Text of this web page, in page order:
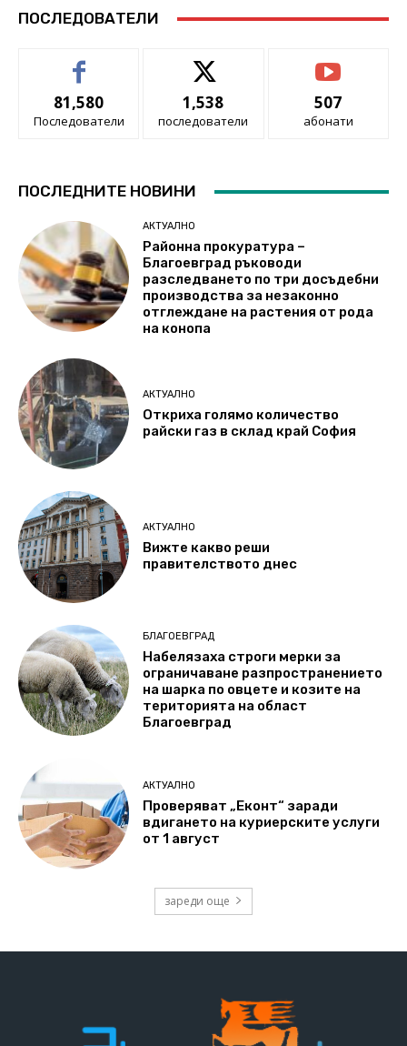
ПОСЛЕДОВАТЕЛИ
81,580
Последователи
1,538
последователи
507
абонати
ПОСЛЕДНИТЕ НОВИНИ
АКТУАЛНО
Районна прокуратура –
Благоевград ръководи
разследването по три досъдебни
производства за незаконно
отглеждане на растения от рода
на конопа
АКТУАЛНО
Откриха голямо количество
райски газ в склад край София
АКТУАЛНО
Вижте какво реши
правителството днес
БЛАГОЕВГРАД
Набелязаха строги мерки за
ограничаване разпространението
на шарка по овцете и козите на
територията на област
Благоевград
АКТУАЛНО
Проверяват „Еконт“ заради
вдигането на куриерските услуги
от 1 август
зареди още